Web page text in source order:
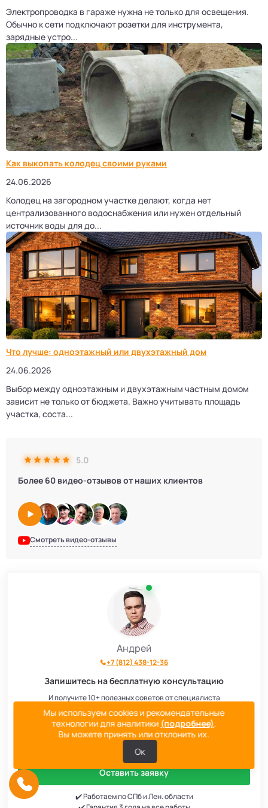
5.0
Более 60 видео-отзывов от наших клиентов
Смотреть видео-отзывы
Андрей
+7 (812) 438-12-36
Запишитесь на бесплатную консультацию
И получите 10+ полезных советов от специалиста
*Это ни к чему вас не обязывает
Оставить заявку
✔️ Работаем по СПб и Лен. области
Электропроводка в гараже нужна не только для освещения.
Обычно к сети подключают розетки для инструмента,
зарядные устро...
Как выкопать колодец своими руками
24.06.2026
Колодец на загородном участке делают, когда нет
централизованного водоснабжения или нужен отдельный
источник воды для до...
Что лучше: одноэтажный или двухэтажный дом
24.06.2026
Выбор между одноэтажным и двухэтажным частным домом
зависит не только от бюджета. Важно учитывать площадь
участка, соста...
Мы используем cookies и рекомендательные
технологии для аналитики (подробнее).
Вы можете принять или отклонить их.
Ок